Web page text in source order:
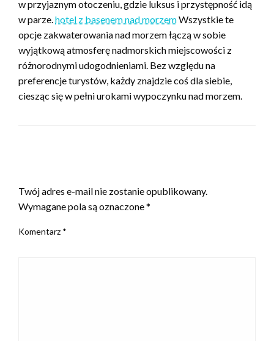
w przyjaznym otoczeniu, gdzie luksus i przystępność idą
w parze.hotel z basenem nad morzemWszystkie te
opcje zakwaterowania nad morzem łączą w sobie
wyjątkową atmosferę nadmorskich miejscowości z
różnorodnymi udogodnieniami. Bez względu na
preferencje turystów, każdy znajdzie coś dla siebie,
ciesząc się w pełni urokami wypoczynku nad morzem.
Twój adres e-mail nie zostanie opublikowany.
Wymagane pola są oznaczone*
Komentarz *